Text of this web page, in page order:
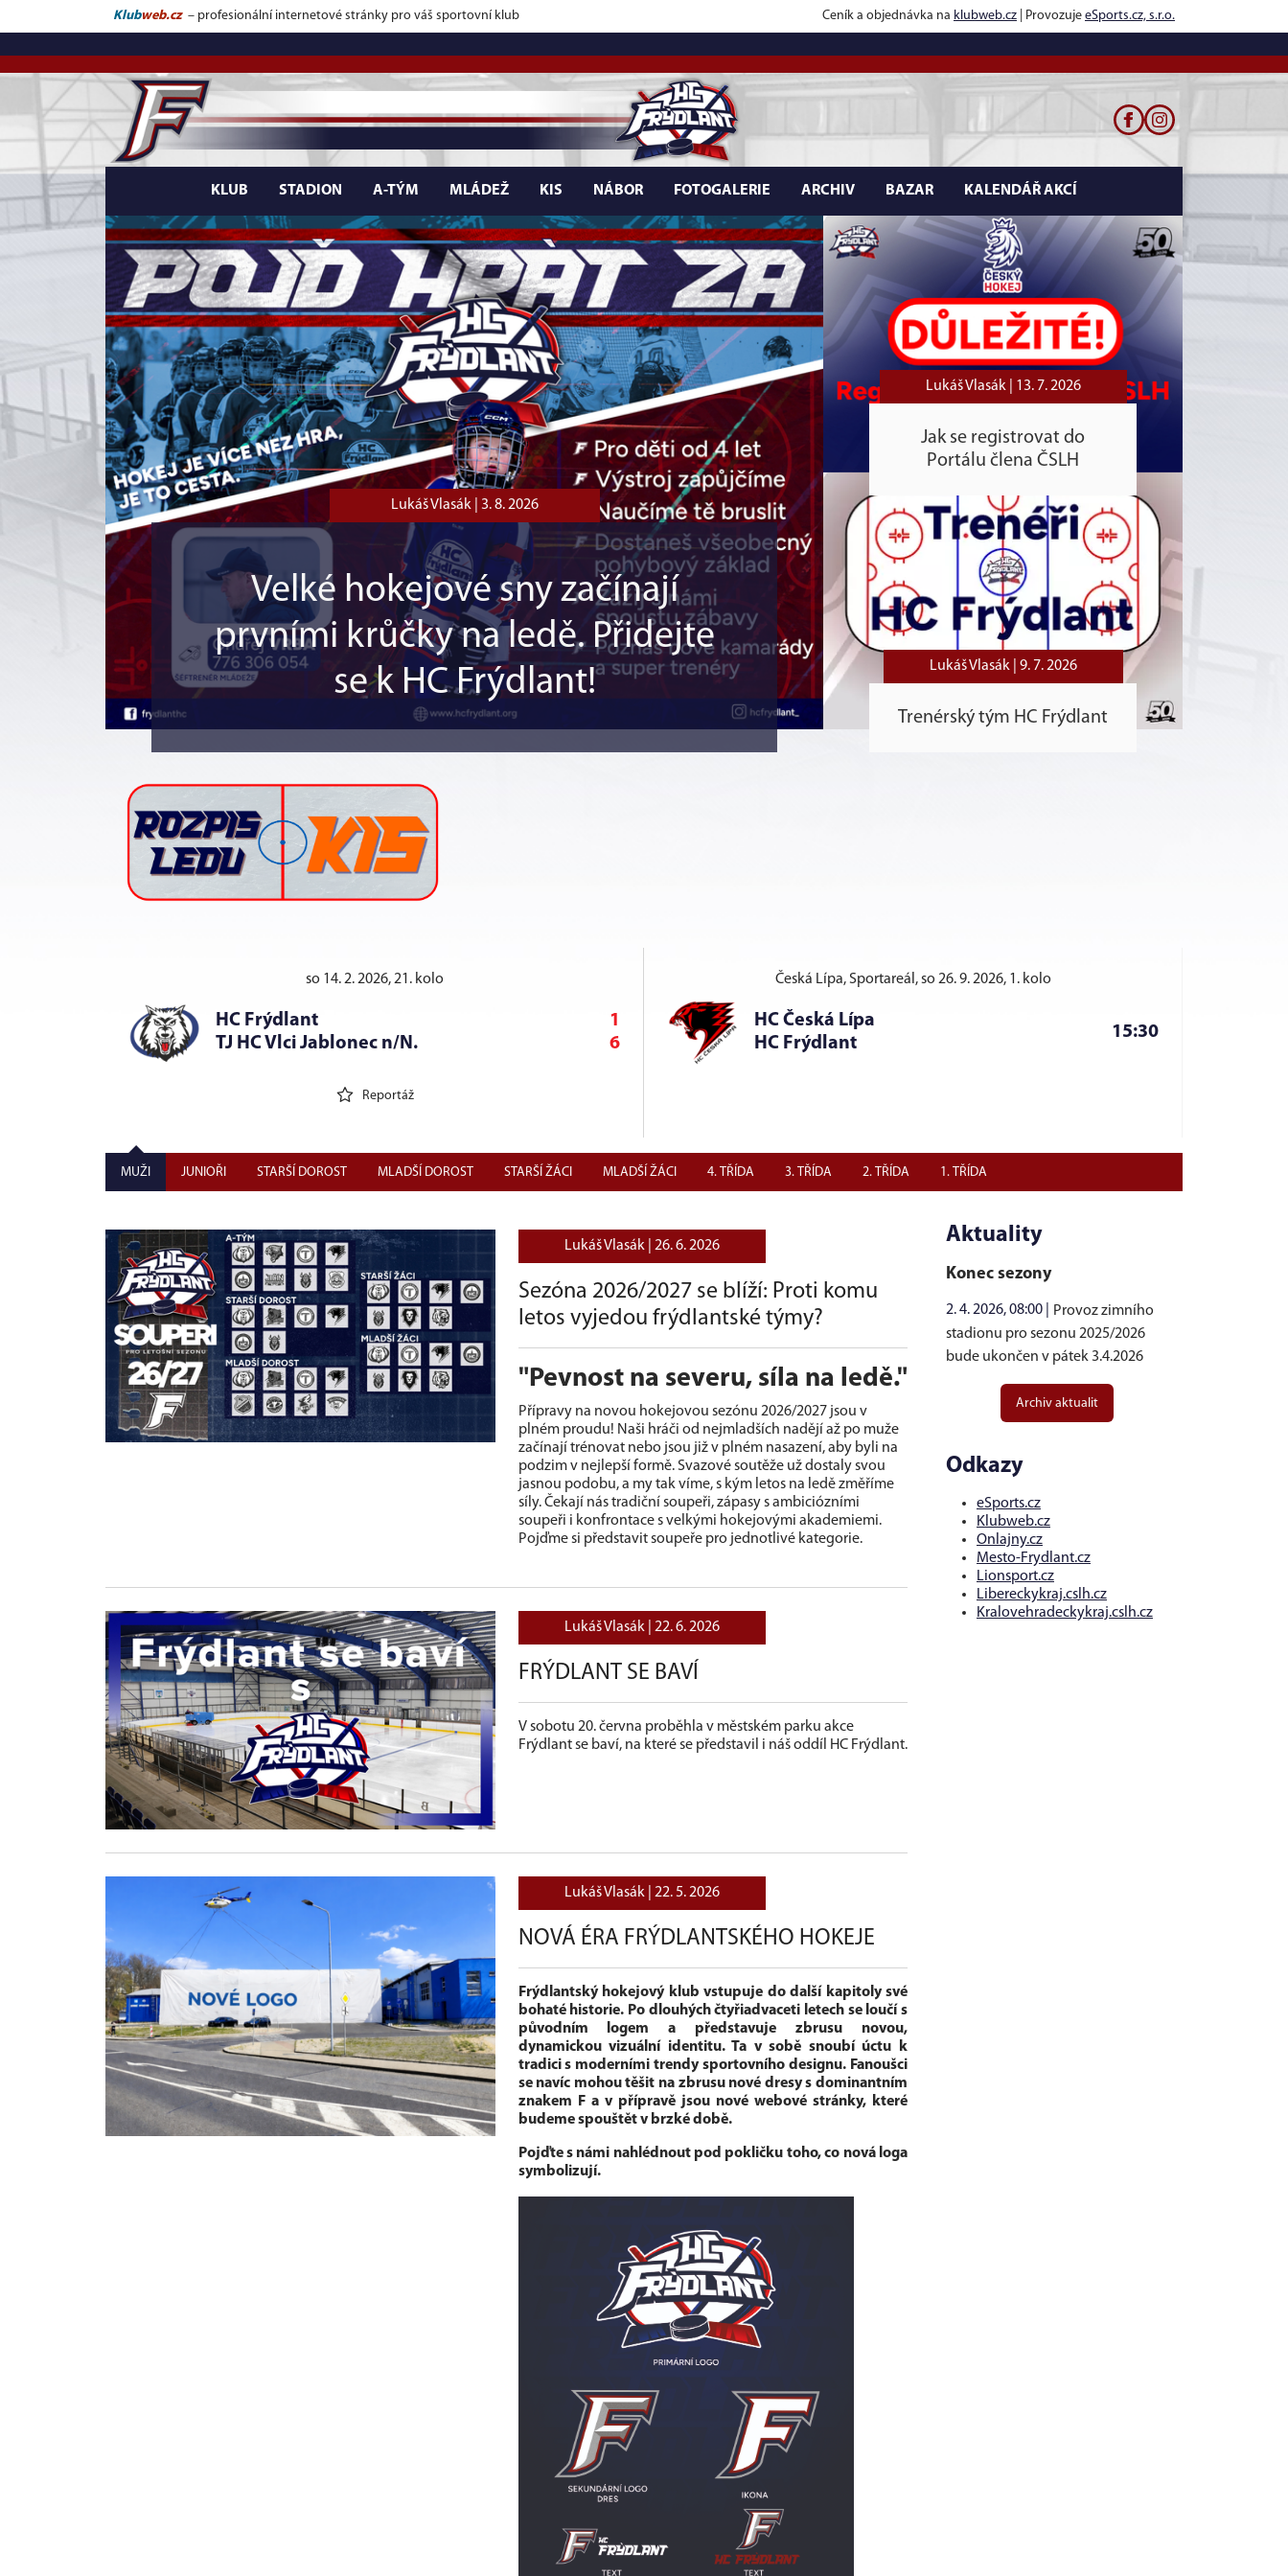
Klubweb.cz – profesionální internetové stránky pro váš sportovní klub Ceník a objednávka na klubweb.cz | Provozuje eSports.cz, s.r.o.
KLUB STADION A-TÝM MLÁDEŽ KIS NÁBOR FOTOGALERIE ARCHIV BAZAR KALENDÁŘ AKCÍ
Lukáš Vlasák | 3. 8. 2026
Velké hokejové sny začínají
prvními krůčky na ledě. Přidejte
se k HC Frýdlant!
Lukáš Vlasák | 13. 7. 2026
Jak se registrovat do
Portálu člena ČSLH
Lukáš Vlasák | 9. 7. 2026
Trenérský tým HC Frýdlant
so 14. 2. 2026, 21. kolo
HC Frýdlant
TJ HC Vlci Jablonec n/N.
1
6
Reportáž
Česká Lípa, Sportareál, so 26. 9. 2026, 1. kolo
HC Česká Lípa
HC Frýdlant
15:30
MUŽI JUNIOŘI STARŠÍ DOROST MLADŠÍ DOROST STARŠÍ ŽÁCI MLADŠÍ ŽÁCI 4. TŘÍDA 3. TŘÍDA 2. TŘÍDA 1. TŘÍDA
Lukáš Vlasák | 26. 6. 2026
Sezóna 2026/2027 se blíží: Proti komu
letos vyjedou frýdlantské týmy?
"Pevnost na severu, síla na ledě."
Přípravy na novou hokejovou sezónu 2026/2027 jsou v
plném proudu! Naši hráči od nejmladších nadějí až po muže
začínají trénovat nebo jsou již v plném nasazení, aby byli na
podzim v nejlepší formě. Svazové soutěže už dostaly svou
jasnou podobu, a my tak víme, s kým letos na ledě změříme
síly. Čekají nás tradiční soupeři, zápasy s ambiciózními
soupeři i konfrontace s velkými hokejovými akademiemi.
Pojďme si představit soupeře pro jednotlivé kategorie.
Lukáš Vlasák | 22. 6. 2026
FRÝDLANT SE BAVÍ
V sobotu 20. června proběhla v městském parku akce
Frýdlant se baví, na které se představil i náš oddíl HC Frýdlant.
Lukáš Vlasák | 22. 5. 2026
NOVÁ ÉRA FRÝDLANTSKÉHO HOKEJE
Frýdlantský hokejový klub vstupuje do další kapitoly své
bohaté historie. Po dlouhých čtyřiadvaceti letech se loučí s
původním logem a představuje zbrusu novou,
dynamickou vizuální identitu. Ta v sobě snoubí úctu k
tradici s moderními trendy sportovního designu. Fanoušci
se navíc mohou těšit na zbrusu nové dresy s dominantním
znakem F a v přípravě jsou nové webové stránky, které
budeme spouštět v brzké době.
Pojďte s námi nahlédnout pod pokličku toho, co nová loga
symbolizují.
Aktuality
Konec sezony
2. 4. 2026, 08:00 |
Provoz zimního
stadionu pro sezonu 2025/2026
bude ukončen v pátek 3.4.2026
Archiv aktualit
Odkazy
eSports.cz
Klubweb.cz
Onlajny.cz
Mesto-Frydlant.cz
Lionsport.cz
Libereckykraj.cslh.cz
Kralovehradeckykraj.cslh.cz